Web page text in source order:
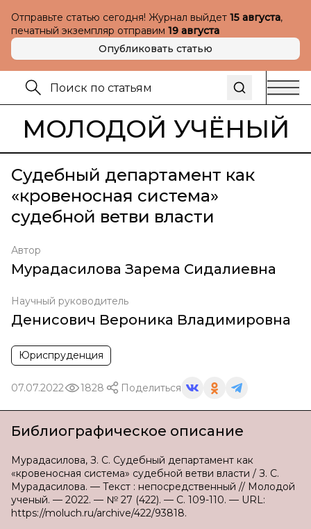
Отправьте статью сегодня! Журнал выйдет 15 августа,
печатный экземпляр отправим 19 августа
Опубликовать статью
МОЛОДОЙ УЧЁНЫЙ
Судебный департамент как
«кровеносная система»
судебной ветви власти
Автор
Мурадасилова Зарема Сидалиевна
Научный руководитель
Денисович Вероника Владимировна
Юриспруденция
07.07.2022 1828 Поделиться
Библиографическое описание
Мурадасилова, З. С. Судебный департамент как
«кровеносная система» судебной ветви власти / З. С.
Мурадасилова. — Текст : непосредственный // Молодой
ученый. — 2022. — № 27 (422). — С. 109-110. — URL:
https://moluch.ru/archive/422/93818.